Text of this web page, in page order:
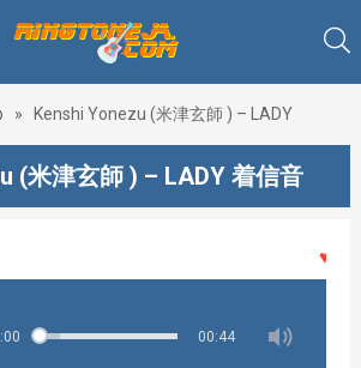
» Kenshi Yonezu (米津玄師 ) – LADY
(米津玄師 ) – LADY 着信音
♥♥♥着
00:44